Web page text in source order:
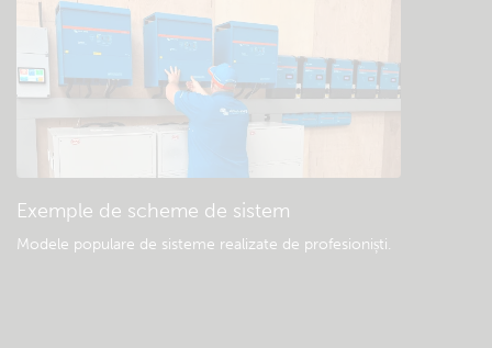
Exemple de scheme de sistem
Modele populare de sisteme realizate de profesioniști.